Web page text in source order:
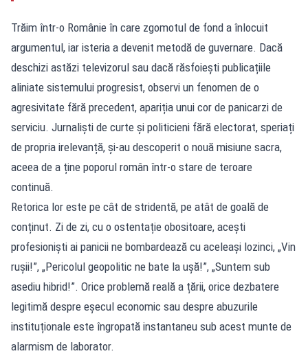
Trăim într-o Românie în care zgomotul de fond a înlocuit
argumentul, iar isteria a devenit metodă de guvernare. Dacă
deschizi astăzi televizorul sau dacă răsfoiești publicațiile
aliniate sistemului progresist, observi un fenomen de o
agresivitate fără precedent, apariția unui cor de panicarzi de
serviciu. Jurnaliști de curte și politicieni fără electorat, speriați
de propria irelevanță, și-au descoperit o nouă misiune sacra,
aceea de a ține poporul român într-o stare de teroare
continuă.
Retorica lor este pe cât de stridentă, pe atât de goală de
conținut. Zi de zi, cu o ostentație obositoare, acești
profesioniști ai panicii ne bombardează cu aceleași lozinci, „Vin
rușii!”, „Pericolul geopolitic ne bate la ușă!”, „Suntem sub
asediu hibrid!”. Orice problemă reală a țării, orice dezbatere
legitimă despre eșecul economic sau despre abuzurile
instituționale este îngropată instantaneu sub acest munte de
alarmism de laborator.